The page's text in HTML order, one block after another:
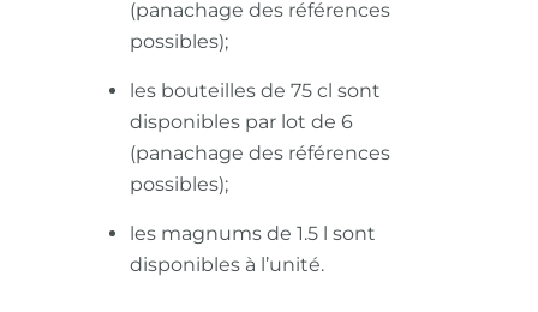
(panachage des références
possibles);
les bouteilles de 75 cl sont
disponibles par lot de 6
(panachage des références
possibles);
les magnums de 1.5 l sont
disponibles à l’unité.